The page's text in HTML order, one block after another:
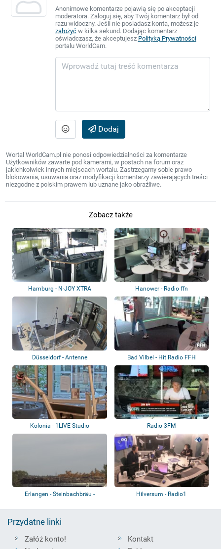
Anonimowe komentarze pojawią się po akceptacji
moderatora. Zaloguj się, aby Twój komentarz był od
razu widoczny. Jeśli nie posiadasz konta, możesz je
założyćw kilka sekund. Dodając komentarz
oświadczasz, że akceptujesz Polityką Prywatności
portalu WorldCam.
Dodaj
Wortal WorldCam.pl nie ponosi odpowiedzialności za komentarze
Użytkowników zawarte pod kamerami, w postach na forum oraz
jakichkolwiek innych miejscach wortalu. Zastrzegamy sobie prawo
blokowania, usuwania oraz modyfikacji komentarzy zawierających treści
niezgodne z polskim prawem lub uznane jako obraźliwe.
Zobacz także
Hamburg - N-JOY XTRA Hanower - Radio ffn
Düsseldorf - Antenne Bad Vilbel - Hit Radio FFH
Kolonia - 1LIVE Studio Radio 3FM
Erlangen - Steinbachbräu -
Hilversum - Radio1
Przydatne linki
Załóż konto!
Kontakt